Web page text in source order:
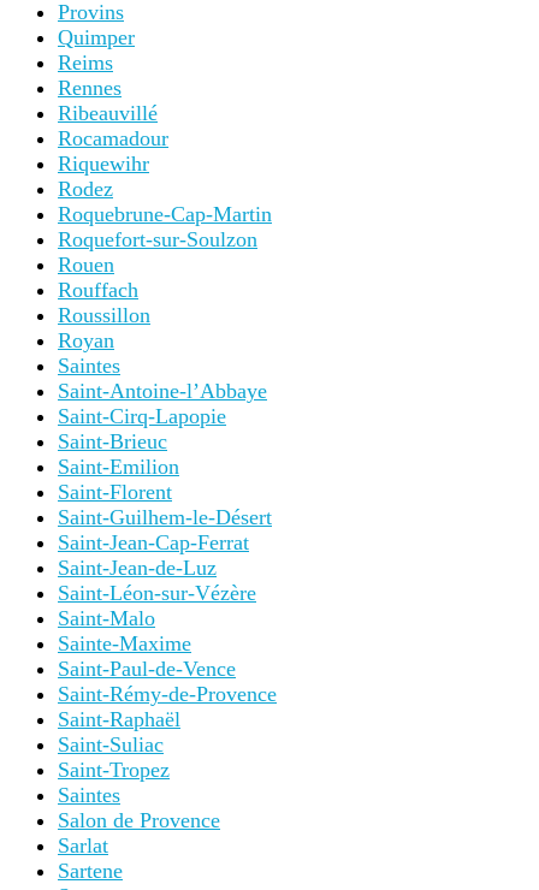
Provins
Quimper
Reims
Rennes
Ribeauvillé
Rocamadour
Riquewihr
Rodez
Roquebrune-Cap-Martin
Roquefort-sur-Soulzon
Rouen
Rouffach
Roussillon
Royan
Saintes
Saint-Antoine-l’Abbaye
Saint-Cirq-Lapopie
Saint-Brieuc
Saint-Emilion
Saint-Florent
Saint-Guilhem-le-Désert
Saint-Jean-Cap-Ferrat
Saint-Jean-de-Luz
Saint-Léon-sur-Vézère
Saint-Malo
Sainte-Maxime
Saint-Paul-de-Vence
Saint-Rémy-de-Provence
Saint-Raphaël
Saint-Suliac
Saint-Tropez
Saintes
Salon de Provence
Sarlat
Sartene